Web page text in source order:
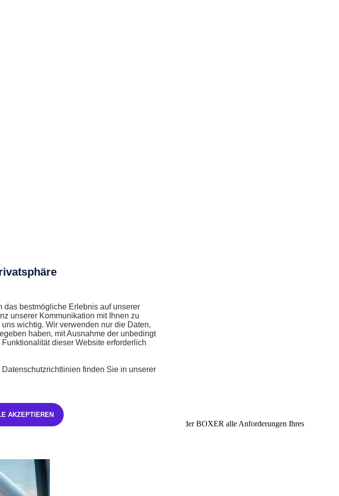
Aerodynamik und neu gestalteten Innenräumen erfüllt der BOXER alle Anforderungen Ihres
das bestmögliche Erlebnis auf unserer
unserer Kommunikation mit Ihnen zu
wichtig. Wir verwenden nur die Daten,
haben, mit Ausnahme der unbedingt
dieser Website erforderlich
finden Sie in unserer
AKZEPTIEREN